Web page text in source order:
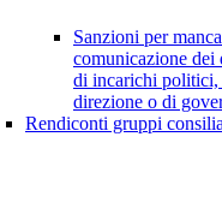
Sanzioni per
comunicazione dei
di incarichi politici,
direzione o di
Rendiconti gruppi